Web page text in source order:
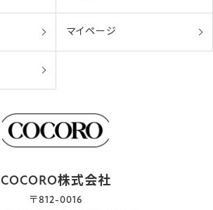
マイページ
COCORO株式会社
〒812-0016